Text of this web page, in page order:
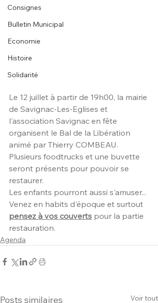
Consignes
Bulletin Municipal
Economie
Histoire
Solidarité
Le 12 juillet à partir de 19h00, la mairie
de Savignac-Les-Eglises et
l'association Savignac en fête
organisent le Bal de la Libération
animé par Thierry COMBEAU.
Plusieurs foodtrucks et une buvette
seront présents pour pouvoir se
restaurer.
Les enfants pourront aussi s'amuser...
Venez en habits d'époque et surtout
pensez à vos couverts pour la partie
restauration.
Agenda
Posts similaires Voir tout